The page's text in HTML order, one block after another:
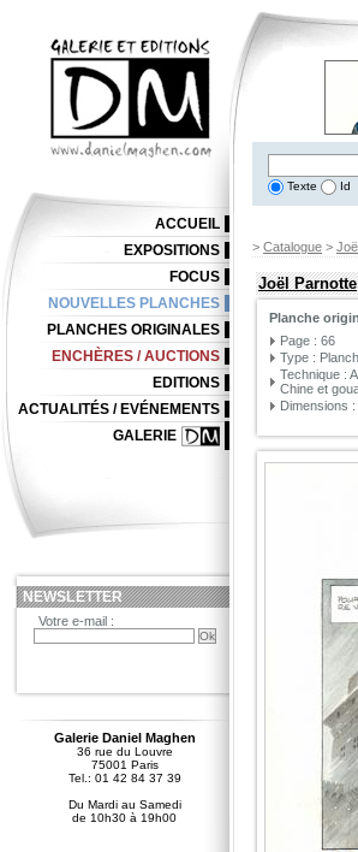
Texte Id
> Catalogue >
Joël Parnotte
Planche
Page : 66
Type :
Technique :
Chine et
Dimensions
ACCUEIL
EXPOSITIONS
FOCUS
NOUVELLES PLANCHES
PLANCHES ORIGINALES
ENCHÈRES / AUCTIONS
EDITIONS
ACTUALITÉS / EVÉNEMENTS
GALERIE
NEWSLETTER
Votre e-mail :
Galerie Daniel Maghen
36 rue du Louvre
75001 Paris
Tel.: 01 42 84 37 39
Du Mardi au Samedi
de 10h30 à 19h00